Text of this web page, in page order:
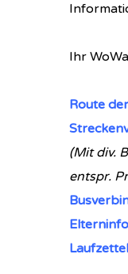
Ihr
Route
(Mit div.
entspr.